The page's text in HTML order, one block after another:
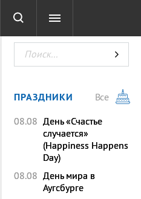
ТЕСТЫ
ПРАЗДНИКИ
Все
08.08 День «Счастье
случается»
(Happiness Happens
Day)
08.08 День мира в
Аугсбурге